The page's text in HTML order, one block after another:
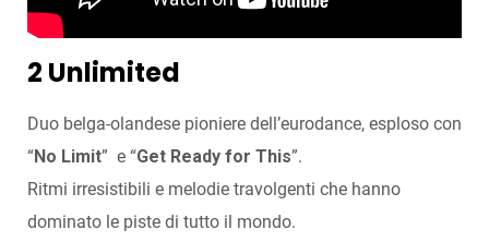
2 Unlimited
Duo belga-olandese pioniere dell’eurodance, esploso con
“No Limit” e “Get Ready for This”.
Ritmi irresistibili e melodie travolgenti che hanno
dominato le piste di tutto il mondo.